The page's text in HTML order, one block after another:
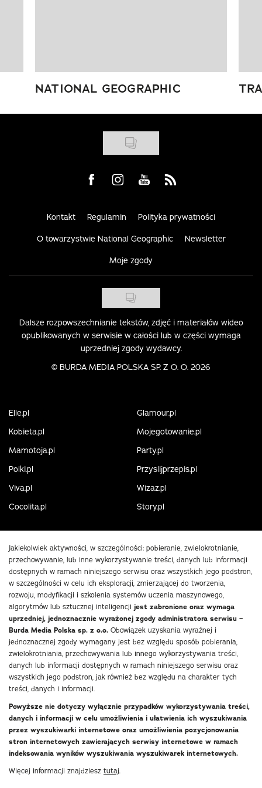
NATIONAL GEOGRAPHIC
Visit us on Facebook
Visit us on Instagram
Visit us on Youtube
Visit us on Rss
Kontakt Regulamin Polityka prywatności
O towarzystwie National Geographic Newsletter
Moje zgody
Dalsze rozpowszechnianie tekstów, zdjęć i materiałów wideo
opublikowanych w serwisie w całości lub w części wymaga
uprzedniej zgody wydawcy.
© BURDA MEDIA POLSKA SP. Z O. O. 2026
Elle.pl
Glamour.pl
Kobieta.pl
Mojegotowanie.pl
Mamotoja.pl
Party.pl
Polki.pl
Przyslijprzepis.pl
Viva.pl
Wizaz.pl
Cocolita.pl
Story.pl
Jakiekolwiek aktywności, w szczególności: pobieranie, zwielokrotnianie,
przechowywanie, lub inne wykorzystywanie treści, danych lub informacji
dostępnych w ramach niniejszego serwisu oraz wszystkich jego podstron,
w szczególności w celu ich eksploracji, zmierzającej do tworzenia,
rozwoju, modyfikacji i szkolenia systemów uczenia maszynowego,
algorytmów lub sztucznej inteligencji jest zabronione oraz wymaga
uprzedniej, jednoznacznie wyrażonej zgody administratora serwisu –
Burda Media Polska sp. z o.o. Obowiązek uzyskania wyraźnej i
jednoznacznej zgody wymagany jest bez względu sposób pobierania,
zwielokrotniania, przechowywania lub innego wykorzystywania treści,
danych lub informacji dostępnych w ramach niniejszego serwisu oraz
wszystkich jego podstron, jak również bez względu na charakter tych
treści, danych i informacji.
Powyższe nie dotyczy wyłącznie przypadków wykorzystywania treści,
danych i informacji w celu umożliwienia i ułatwienia ich wyszukiwania
przez wyszukiwarki internetowe oraz umożliwienia pozycjonowania
stron internetowych zawierających serwisy internetowe w ramach
indeksowania wyników wyszukiwania wyszukiwarek internetowych.
Więcej informacji znajdziesz tutaj.